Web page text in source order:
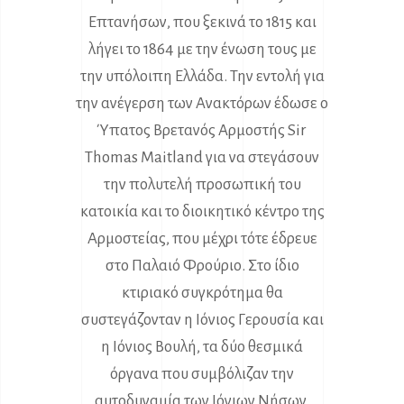
Επτανήσων, που ξεκινά το 1815 και
λήγει το 1864 με την ένωση τους με
την υπόλοιπη Ελλάδα. Την εντολή για
την ανέγερση των Ανακτόρων έδωσε ο
Ύπατος Βρετανός Αρμοστής Sir
Thomas Maitland για να στεγάσουν
την πολυτελή προσωπική του
κατοικία και το διοικητικό κέντρο της
Αρμοστείας, που μέχρι τότε έδρευε
στο Παλαιό Φρούριο. Στο ίδιο
κτιριακό συγκρότημα θα
συστεγάζονταν η Ιόνιος Γερουσία και
η Ιόνιος Βουλή, τα δύο θεσμικά
όργανα που συμβόλιζαν την
αυτοδυναμία των Ιόνιων Νήσων.